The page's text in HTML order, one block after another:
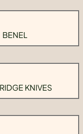
BENEL
KNIVES